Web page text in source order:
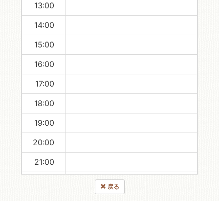
13:00
14:00
15:00
16:00
17:00
18:00
19:00
20:00
21:00
戻る